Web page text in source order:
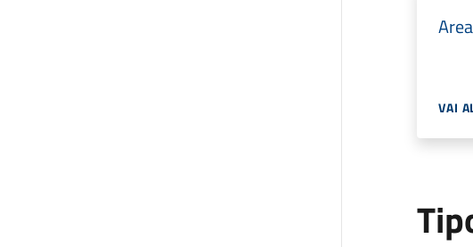
VAI